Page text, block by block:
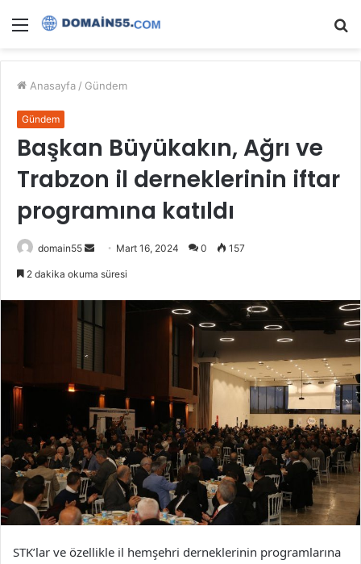
Menü
Anasayfa / Gündem
Gündem
Başkan Büyükakın, Ağrı ve
Trabzon il derneklerinin iftar
programına katıldı
domain55
Bir
Mart 16, 2024 0 157
2 dakika okuma süresi
STK’lar ve özellikle il hemşehri derneklerinin programlarına